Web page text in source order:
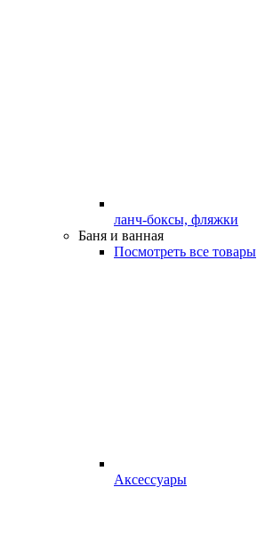
ланч-боксы, фляжки
Баня и ванная
Посмотреть все товары
Аксессуары